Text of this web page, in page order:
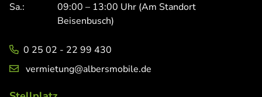
Sa.:
09:00 – 13:00 Uhr (Am Standort
Beisenbusch)
0 25 02 - 22 99 430
vermietung@albersmobile.de